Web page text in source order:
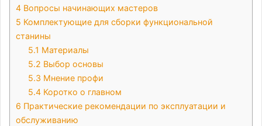
4 Вопросы начинающих мастеров
5 Комплектующие для сборки функциональной
станины
5.1 Материалы
5.2 Выбор основы
5.3 Мнение профи
5.4 Коротко о главном
6 Практические рекомендации по эксплуатации и
обслуживанию